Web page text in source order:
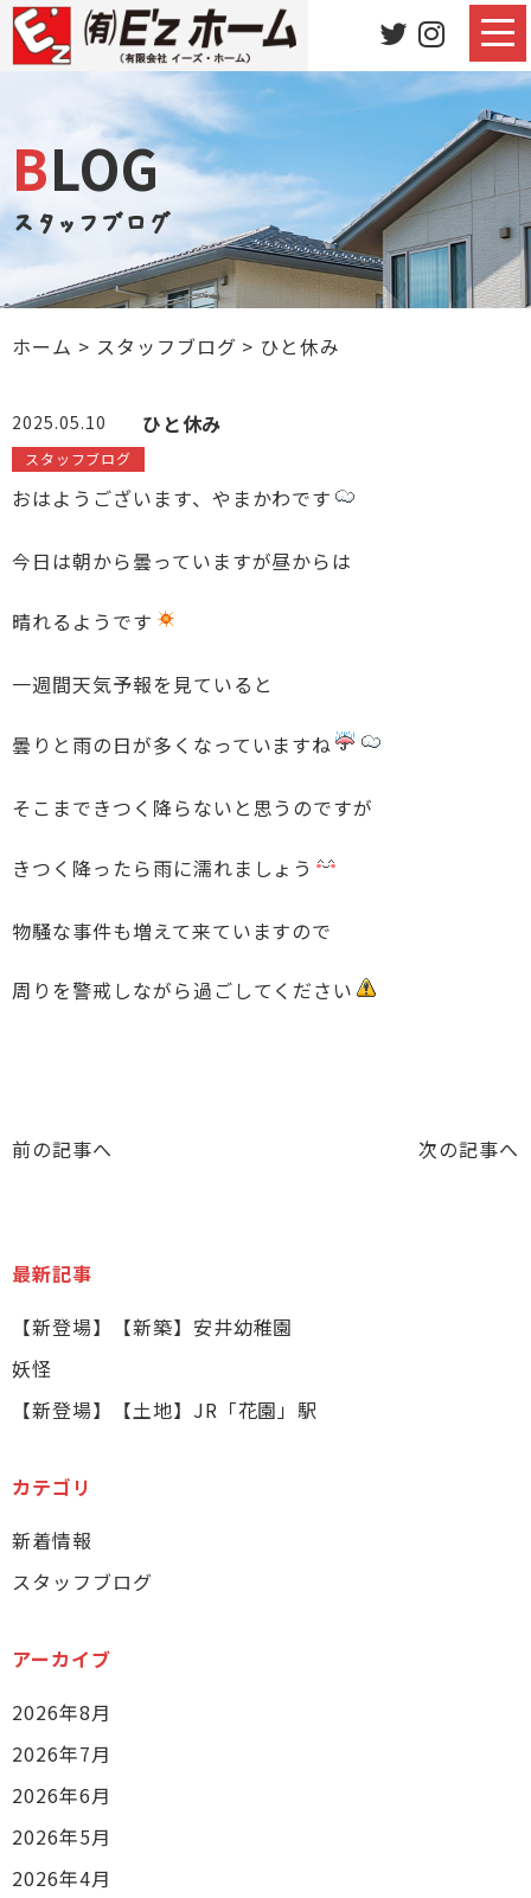
BLOG
スタッフブログ
ホーム > スタッフブログ > ひと休み
2025.05.10 ひと休み
スタッフブログ
おはようございます、やまかわです
今日は朝から曇っていますが昼からは
晴れるようです
一週間天気予報を見ていると
曇りと雨の日が多くなっていますね
そこまできつく降らないと思うのですが
きつく降ったら雨に濡れましょう
物騒な事件も増えて来ていますので
周りを警戒しながら過ごしてください
前の記事へ 次の記事へ
最新記事
【新登場】【新築】安井幼稚園
妖怪
【新登場】【土地】JR「花園」駅
カテゴリ
新着情報
スタッフブログ
アーカイブ
2026年8月
2026年7月
2026年6月
2026年5月
2026年4月